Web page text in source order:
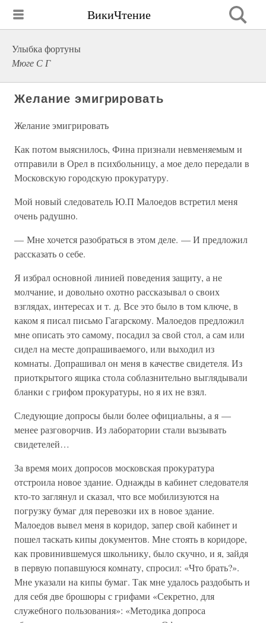
ВикиЧтение
Улыбка фортуны
Мюге С Г
Желание эмигрировать
Желание эмигрировать
Как потом выяснилось, Фина признали невменяемым и
отправили в Орел в психбольницу, а мое дело передали в
Московскую городскую прокуратуру.
Мой новый следователь Ю.П Малоедов встретил меня
очень радушно.
— Мне хочется разобраться в этом деле. — И предложил
рассказать о себе.
Я избрал основной линией поведения защиту, а не
молчание, и довольно охотно рассказывал о своих
взглядах, интересах и т. д. Все это было в том ключе, в
каком я писал письмо Гагарскому. Малоедов предложил
мне описать это самому, посадил за свой стол, а сам или
сидел на месте допрашиваемого, или выходил из
комнаты. Допрашивал он меня в качестве свидетеля. Из
приоткрытого ящика стола соблазнительно выглядывали
бланки с грифом прокуратуры, но я их не взял.
Следующие допросы были более официальны, а я —
менее разговорчив. Из лаборатории стали вызывать
свидетелей…
За время моих допросов московская прокуратура
отстроила новое здание. Однажды в кабинет следователя
кто-то заглянул и сказал, что все мобилизуются на
погрузку бумаг для перевозки их в новое здание.
Малоедов вывел меня в коридор, запер свой кабинет и
пошел таскать кипы документов. Мне стоять в коридоре,
как провинившемуся школьнику, было скучно, и я, зайдя
в первую попавшуюся комнату, спросил: «Что брать?».
Мне указали на кипы бумаг. Так мне удалось раздобыть и
для себя две брошюры с грифами «Секретно, для
служебного пользования»: «Методика допроса